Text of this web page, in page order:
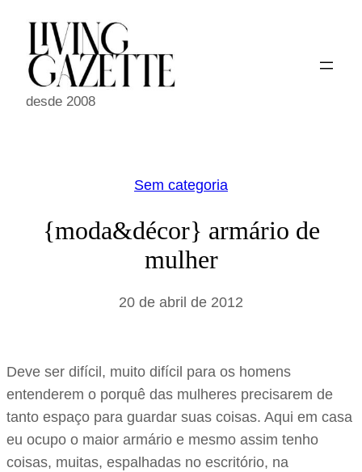
conteúdo
desde 2008
Sem categoria
{moda&décor} armário de
mulher
20 de abril de 2012
Deve ser difícil, muito difícil para os homens
entenderem o porquê das mulheres precisarem de
tanto espaço para guardar suas coisas. Aqui em casa
eu ocupo o maior armário e mesmo assim tenho
coisas, muitas, espalhadas no escritório, na